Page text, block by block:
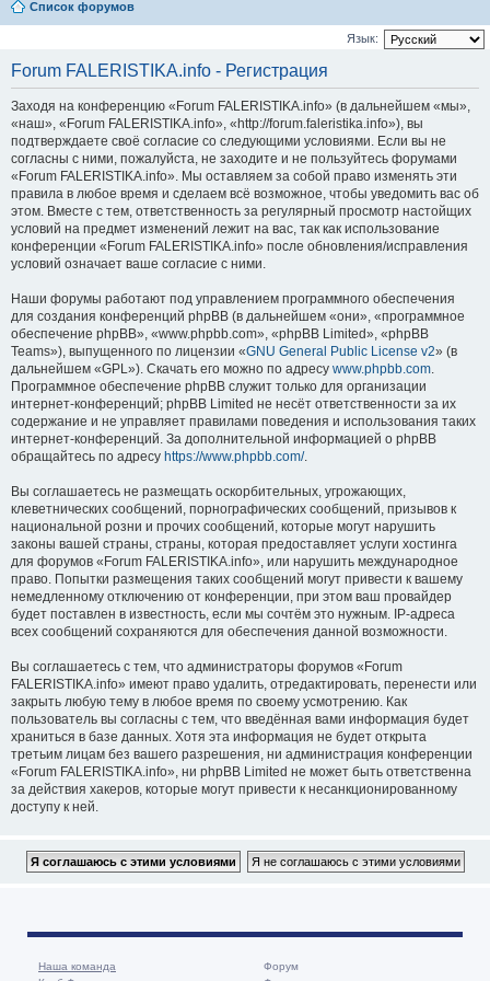
Список форумов
Язык:
Forum FALERISTIKA.info - Регистрация
Заходя на конференцию «Forum FALERISTIKA.info» (в дальнейшем «мы»,
«наш», «Forum FALERISTIKA.info», «http://forum.faleristika.info»), вы
подтверждаете своё согласие со следующими условиями. Если вы не
согласны с ними, пожалуйста, не заходите и не пользуйтесь форумами
«Forum FALERISTIKA.info». Мы оставляем за собой право изменять эти
правила в любое время и сделаем всё возможное, чтобы уведомить вас об
этом. Вместе с тем, ответственность за регулярный просмотр настойщих
условий на предмет изменений лежит на вас, так как использование
конференции «Forum FALERISTIKA.info» после обновления/исправления
условий означает ваше согласие с ними.
Наши форумы работают под управлением программного обеспечения
для создания конференций phpBB (в дальнейшем «они», «программное
обеспечение phpBB», «www.phpbb.com», «phpBB Limited», «phpBB
Teams»), выпущенного по лицензии «GNU General Public License v2» (в
дальнейшем «GPL»). Скачать его можно по адресу www.phpbb.com.
Программное обеспечение phpBB служит только для организации
интернет-конференций; phpBB Limited не несёт ответственности за их
содержание и не управляет правилами поведения и использования таких
интернет-конференций. За дополнительной информацией о phpBB
обращайтесь по адресу https://www.phpbb.com/.
Вы соглашаетесь не размещать оскорбительных, угрожающих,
клеветнических сообщений, порнографических сообщений, призывов к
национальной розни и прочих сообщений, которые могут нарушить
законы вашей страны, страны, которая предоставляет услуги хостинга
для форумов «Forum FALERISTIKA.info», или нарушить международное
право. Попытки размещения таких сообщений могут привести к вашему
немедленному отключению от конференции, при этом ваш провайдер
будет поставлен в известность, если мы сочтём это нужным. IP-адреса
всех сообщений сохраняются для обеспечения данной возможности.
Вы соглашаетесь с тем, что администраторы форумов «Forum
FALERISTIKA.info» имеют право удалить, отредактировать, перенести или
закрыть любую тему в любое время по своему усмотрению. Как
пользователь вы согласны с тем, что введённая вами информация будет
храниться в базе данных. Хотя эта информация не будет открыта
третьим лицам без вашего разрешения, ни администрация конференции
«Forum FALERISTIKA.info», ни phpBB Limited не может быть ответственна
за действия хакеров, которые могут привести к несанкционированному
доступу к ней.
Наша команда
Форум